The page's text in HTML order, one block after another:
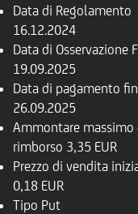
Data di Regolamento
16.12.2024
Data di Osservazione
19.09.2025
Data di pagamento
26.09.2025
Ammontare massimo
rimborso 3,35 EUR
Prezzo di vendita
0,18 EUR
Tipo Put